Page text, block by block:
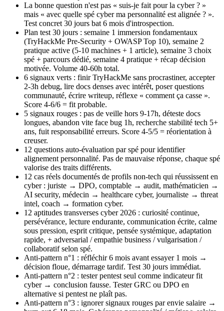
La bonne question n'est pas « suis-je fait pour la cyber ? »
mais « avec quelle spé cyber ma personnalité est alignée ? ».
Test concret 30 jours bat 6 mois d'introspection.
Plan test 30 jours : semaine 1 immersion fondamentaux
(TryHackMe Pre-Security + OWASP Top 10), semaine 2
pratique active (5-10 machines + 1 article), semaine 3 choix
spé + parcours dédié, semaine 4 pratique + récap décision
motivée. Volume 40-60h total.
6 signaux verts : finir TryHackMe sans procrastiner, accepter
2-3h debug, lire docs denses avec intérêt, poser questions
communauté, écrire writeup, réflexe « comment ça casse ».
Score 4-6/6 = fit probable.
5 signaux rouges : pas de veille hors 9-17h, déteste docs
longues, abandon vite face bug 1h, recherche stabilité tech 5+
ans, fuit responsabilité erreurs. Score 4-5/5 = réorientation à
creuser.
12 questions auto-évaluation par spé pour identifier
alignement personnalité. Pas de mauvaise réponse, chaque spé
valorise des traits différents.
12 cas réels documentés de profils non-tech qui réussissent en
cyber : juriste → DPO, comptable → audit, mathématicien →
AI security, médecin → healthcare cyber, journaliste → threat
intel, coach → formation cyber.
12 aptitudes transverses cyber 2026 : curiosité continue,
persévérance, lecture endurante, communication écrite, calme
sous pression, esprit critique, pensée systémique, adaptation
rapide, + adversarial / empathie business / vulgarisation /
collaboratif selon spé.
Anti-pattern n°1 : réfléchir 6 mois avant essayer 1 mois →
décision floue, démarrage tardif. Test 30 jours immédiat.
Anti-pattern n°2 : tester pentest seul comme indicateur fit
cyber → conclusion fausse. Tester GRC ou DPO en
alternative si pentest ne plaît pas.
Anti-pattern n°3 : ignorer signaux rouges par envie salaire →